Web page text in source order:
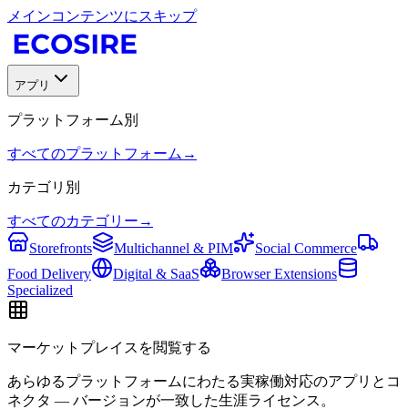
メインコンテンツにスキップ
アプリ
プラットフォーム別
すべてのプラットフォーム →
カテゴリ別
すべてのカテゴリー →
Storefronts
Multichannel & PIM
Social Commerce
Food Delivery
Digital & SaaS
Browser Extensions
Specialized
マーケットプレイスを閲覧する
あらゆるプラットフォームにわたる実稼働対応のアプリとコ
ネクタ — バージョンが一致した生涯ライセンス。